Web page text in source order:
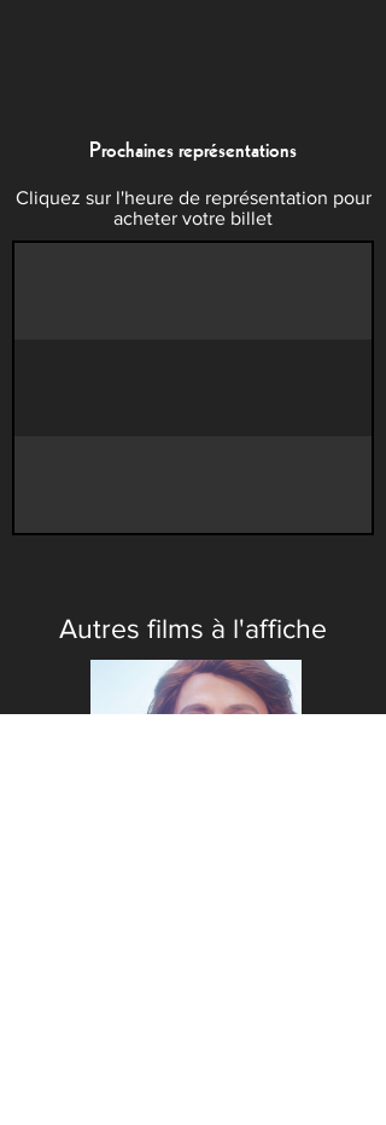
Prochaines représentations
Cliquez sur l'heure de représentation pour
acheter votre billet
Autres films à l'affiche